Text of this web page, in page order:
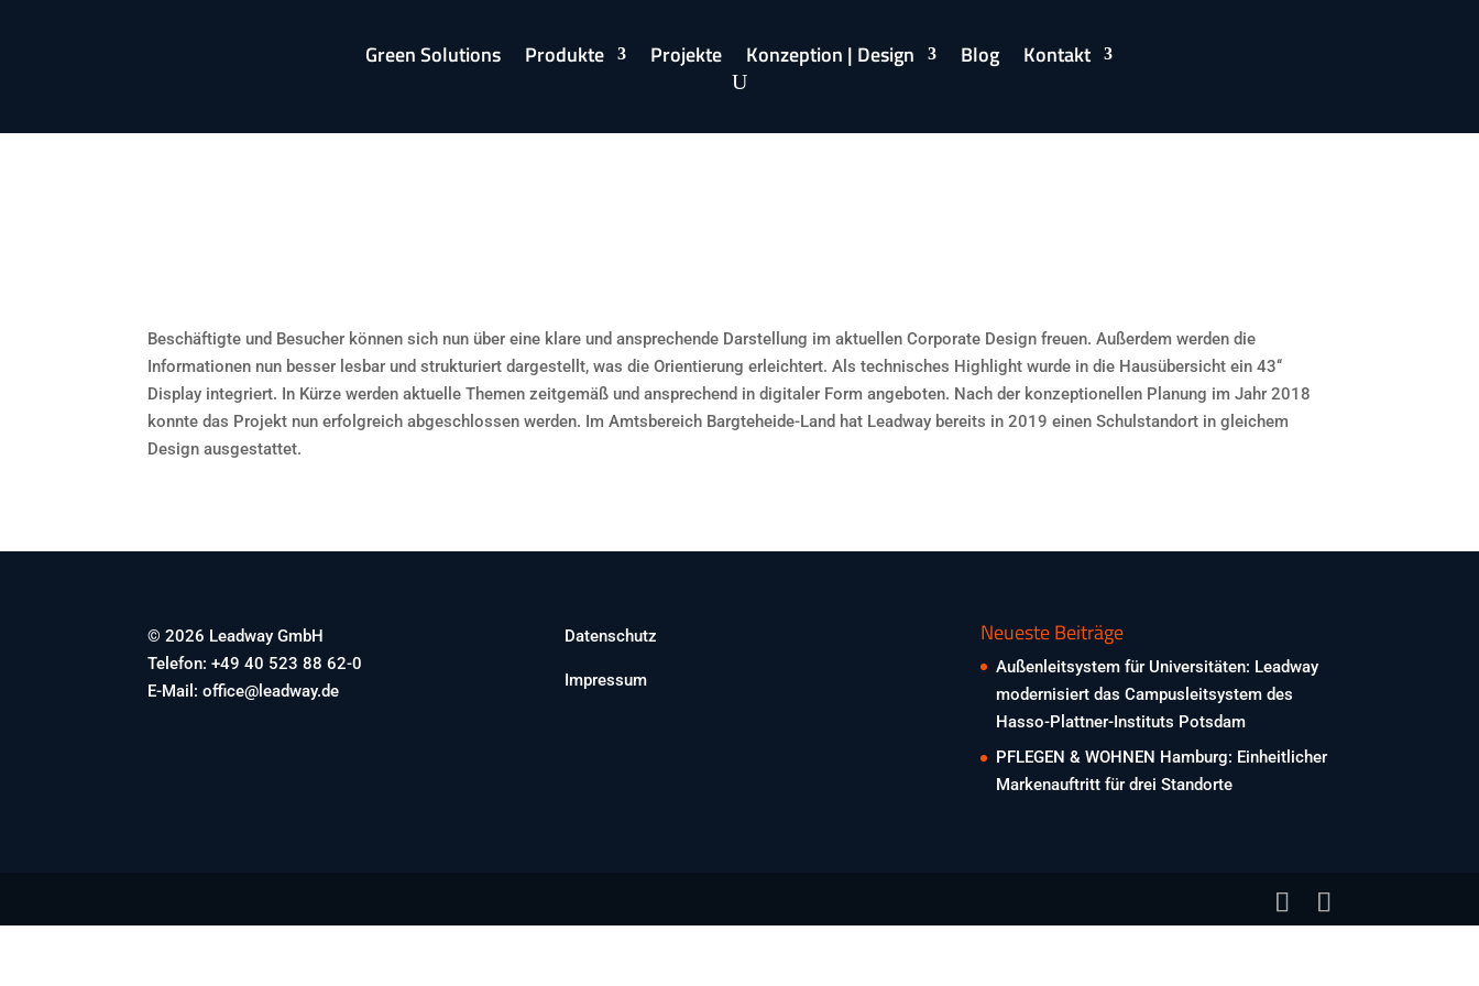
Green Solutions Produkte Projekte Konzeption | Design Blog Kontakt
Beschäftigte und Besucher können sich nun über eine klare und ansprechende Darstellung im aktuellen Corporate Design freuen. Außerdem werden die
Informationen nun besser lesbar und strukturiert dargestellt, was die Orientierung erleichtert. Als technisches Highlight wurde in die Hausübersicht ein 43‘‘
Display integriert. In Kürze werden aktuelle Themen zeitgemäß und ansprechend in digitaler Form angeboten. Nach der konzeptionellen Planung im Jahr 2018
konnte das Projekt nun erfolgreich abgeschlossen werden. Im Amtsbereich Bargteheide-Land hat Leadway bereits in 2019 einen Schulstandort in gleichem
Design ausgestattet.
© 2026 Leadway GmbH
Telefon: +49 40 523 88 62-0
E-Mail: office@leadway.de
Datenschutz
Impressum
Neueste Beiträge
Außenleitsystem für Universitäten: Leadway
modernisiert das Campusleitsystem des
Hasso-Plattner-Instituts Potsdam
PFLEGEN & WOHNEN Hamburg: Einheitlicher
Markenauftritt für drei Standorte